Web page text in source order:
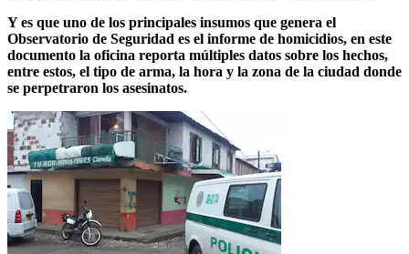
Y es que uno de los principales insumos que genera el
Observatorio de Seguridad es el informe de homicidios, en este
documento la oficina reporta múltiples datos sobre los hechos,
entre estos, el tipo de arma, la hora y la zona de la ciudad donde
se perpetraron los asesinatos.